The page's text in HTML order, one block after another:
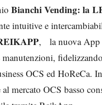
Bianchi Vending: la
intuitive e
, la nuova App
OCS ed HoReCa.
mercato OCS basso